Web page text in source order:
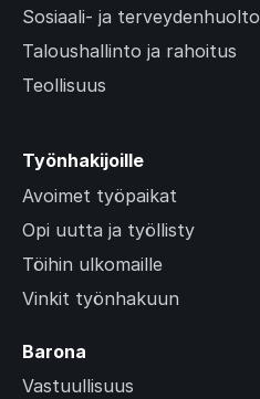
Sosiaali- ja terveydenhuolto
Taloushallinto ja rahoitus
Teollisuus
Työnhakijoille
Avoimet työpaikat
Opi uutta ja työllisty
Töihin ulkomaille
Vinkit työnhakuun
Barona
Vastuullisuus